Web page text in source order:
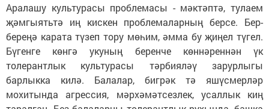
Аралашу культурасы проб­лемасы - мәктәптә, тулаем
җәмгыятьтә иң кискен проблемаларның берсе. Бер-
береңә карата түзеп тору мөһим, әмма бу җиңел түгел.
Бүгенге көнгә укуның беренче көннәреннән үк
толерантлык культурасы тәрбияләү зарурлыгы
барлыкка килә. Балалар, бигрәк тә яшүсмерләр
мохитында агрессия, мәрхәмәтсезлек, усаллык киң